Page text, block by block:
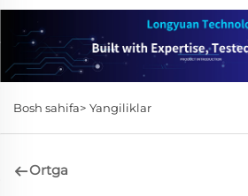
Bosh sahifa> Yangiliklar
Ortga